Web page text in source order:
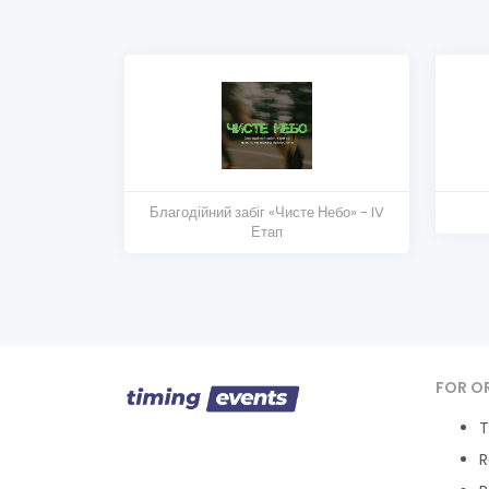
Благодійний забіг «Чисте Небо» - IV
Етап
FOR